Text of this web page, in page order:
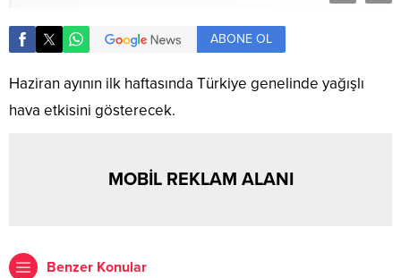
ABONE OL
Haziran ayının ilk haftasında Türkiye genelinde yağışlı
hava etkisini gösterecek.
MOBİL REKLAM ALANI
Benzer Konular